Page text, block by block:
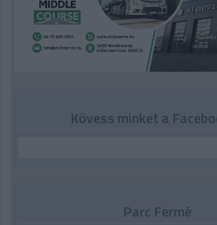
Kövess minket a
Parc Fermé